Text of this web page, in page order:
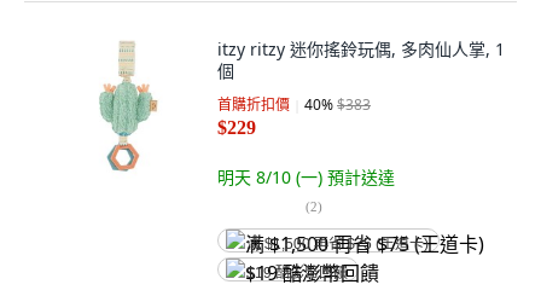
itzy ritzy 迷你搖鈴玩偶, 多肉仙人掌, 1
個
首購折扣價 40%$383
$229
明天 8/10 (一) 預計送達
(2)
满 $1,500 再省 $75 (王道卡)
$19 酷澎幣回饋